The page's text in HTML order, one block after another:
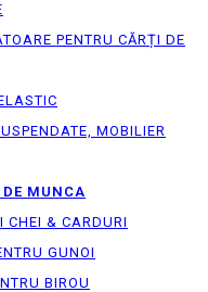
PENTRU CĂRȚI DE
MOBILIER
MUNCA
CHEI & СARDURI
GUNOI
BIROU